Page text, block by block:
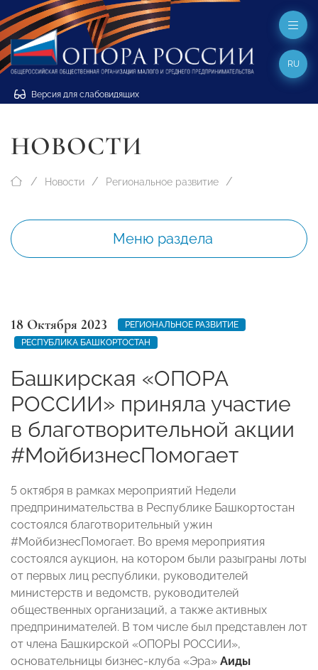
Версия для слабовидящих
RU
НОВОСТИ
Новости Региональное развитие
Меню раздела
18 Октября 2023
РЕГИОНАЛЬНОЕ РАЗВИТИЕ
РЕСПУБЛИКА БАШКОРТОСТАН
Башкирская «ОПОРА
РОССИИ» приняла участие
в благотворительной акции
#МойбизнесПомогает
5 октября в рамках мероприятий Недели
предпринимательства в Республике Башкортостан
состоялся благотворительный ужин
#МойбизнесПомогает. Во время мероприятия
состоялся аукцион, на котором были разыграны лоты
от первых лиц республики, руководителей
министерств и ведомств, руководителей
общественных организаций, а также активных
предпринимателей. В том числе был представлен лот
от члена Башкирской «ОПОРЫ РОССИИ»,
основательницы бизнес-клуба «Эра» Аиды